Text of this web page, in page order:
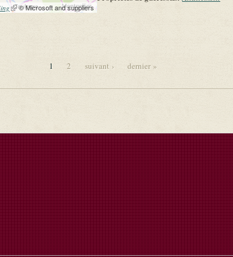
(link is external)
© Microsoft and suppliers
1 2 suivant › dernier »